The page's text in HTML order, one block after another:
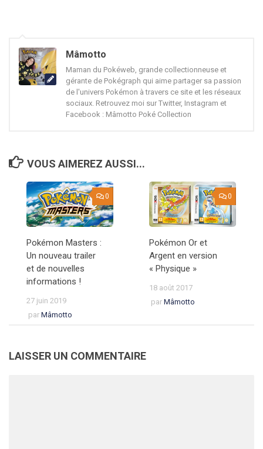
Mâmotto
Maman du Pokéweb, grande collectionneuse et
gérante de Pokégraph qui aime partager sa passion
de l'univers Pokémon à travers ce site et les réseaux
sociaux. Retrouvez moi sur Twitter, Instagram et
Facebook : Mâmotto Poké Collection
VOUS AIMEREZ AUSSI...
0
Pokémon Masters :
Un nouveau trailer
et de nouvelles
informations !
27 juin 2019
par Mâmotto
0
Pokémon Or et
Argent en version
« Physique »
18 août 2017
par Mâmotto
LAISSER UN COMMENTAIRE